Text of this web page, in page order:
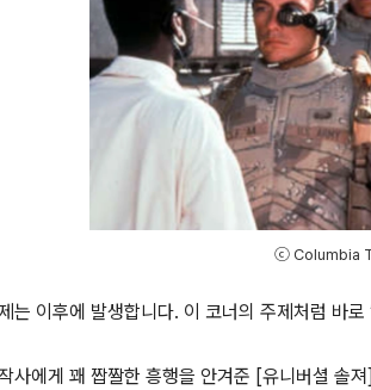
ⓒ Columbia
는 이후에 발생합니다. 이 코너의 주제처럼 바로
사에게 꽤 짭짤한 흥행을 안겨준 [유니버셜 솔져]